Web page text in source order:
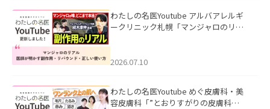
わたしの名医Youtube アルバアレルギ
ークリニック札幌「マンジャロのリア
た。
2026.07.10
わたしの名医Youtube めぐ皮膚科・美
容皮膚科「”とおりすがりの皮膚科